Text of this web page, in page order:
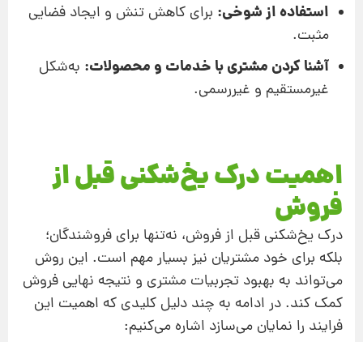
استفاده از شوخی: برای کاهش تنش و ایجاد فضایی
مثبت.
آشنا کردن مشتری با خدمات و محصولات: به‌شکل
غیرمستقیم و غیررسمی.
اهمیت درک یخ‌شکنی قبل از
فروش
درک یخ‌شکنی قبل از فروش، نه‌تنها برای فروشندگان؛
بلکه برای خود مشتریان نیز بسیار مهم است. این روش
می‌تواند به بهبود تجربیات مشتری و نتیجه نهایی فروش
کمک کند. در ادامه به چند دلیل کلیدی که اهمیت این
فرایند را نمایان می‌سازد اشاره می‌کنیم: